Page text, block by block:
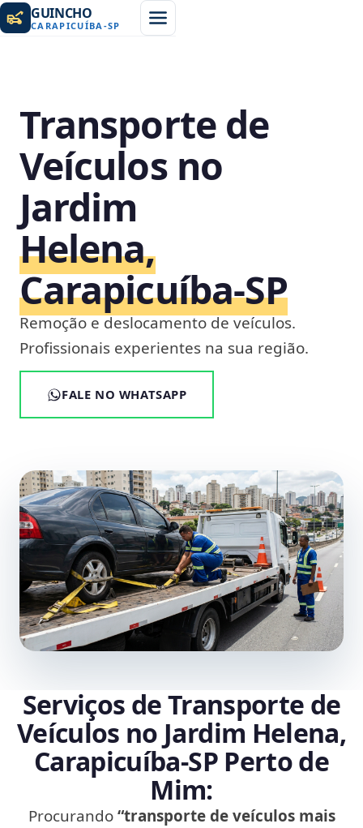
GUINCHO
CARAPICUÍBA -SP
Transporte de
Veículos no
Jardim
Helena,
Carapicuíba‑SP
Remoção e deslocamento de veículos.
Profissionais experientes na sua região.
FALE NO WHATSAPP
Serviços de Transporte de
Veículos no Jardim Helena,
Carapicuíba‑SP Perto de
Mim:
Procurando“transporte de veículos mais